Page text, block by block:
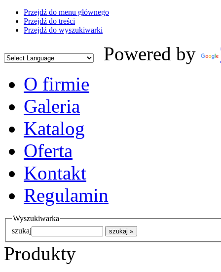
Przejdź do menu głównego
Przejdź do treści
Przejdź do wyszukiwarki
Powered by
O firmie
Galeria
Katalog
Oferta
Kontakt
Regulamin
Wyszukiwarka
szukaj
Produkty